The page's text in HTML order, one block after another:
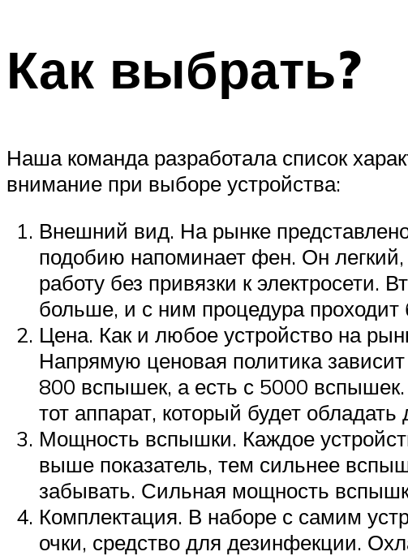
​Как выбрать?
​Наша команда разработала список
внимание при выборе устройства:
Внешний вид. На рынке
подобию напоминает фен. Он
работу без привязки к электросети.
больше, и с ним процедура
Цена. Как и любое устройство на
Напрямую ценовая политика
800 вспышек, а есть с 5000
тот аппарат, который будет
Мощность вспышки. Каждое
выше показатель, тем сильнее
забывать. Сильная мощность
Комплектация. В наборе с самим
очки, средство для дезинфекции.